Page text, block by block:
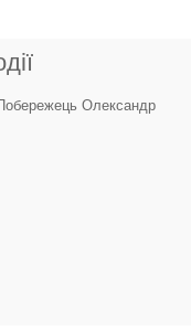
Олександр